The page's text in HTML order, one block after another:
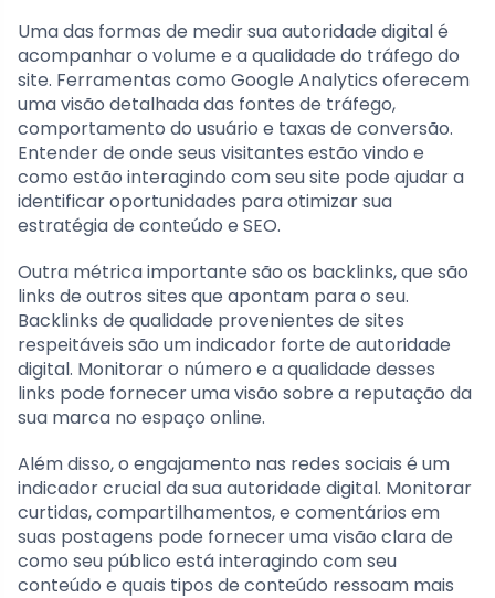
Uma das formas de medir sua autoridade digital é
acompanhar o volume e a qualidade do tráfego do
site. Ferramentas como Google Analytics oferecem
uma visão detalhada das fontes de tráfego,
comportamento do usuário e taxas de conversão.
Entender de onde seus visitantes estão vindo e
como estão interagindo com seu site pode ajudar a
identificar oportunidades para otimizar sua
estratégia de conteúdo e SEO.
Outra métrica importante são os backlinks, que são
links de outros sites que apontam para o seu.
Backlinks de qualidade provenientes de sites
respeitáveis são um indicador forte de autoridade
digital. Monitorar o número e a qualidade desses
links pode fornecer uma visão sobre a reputação da
sua marca no espaço online.
Além disso, o engajamento nas redes sociais é um
indicador crucial da sua autoridade digital. Monitorar
curtidas, compartilhamentos, e comentários em
suas postagens pode fornecer uma visão clara de
como seu público está interagindo com seu
conteúdo e quais tipos de conteúdo ressoam mais